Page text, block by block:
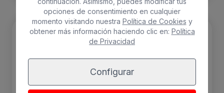
opciones de consentimiento en cualquier
momento visitando nuestra Política de Cookies y
obtener más información haciendo clic en: Política
de Privacidad
Configurar